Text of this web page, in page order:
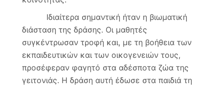
Ιδιαίτερα σημαντική ήταν η βιωματική
διάσταση της δράσης. Οι μαθητές
συγκέντρωσαν τροφή και, με τη βοήθεια των
εκπαιδευτικών και των οικογενειών τους,
προσέφεραν φαγητό στα αδέσποτα ζώα της
γειτονιάς. Η δράση αυτή έδωσε στα παιδιά τη